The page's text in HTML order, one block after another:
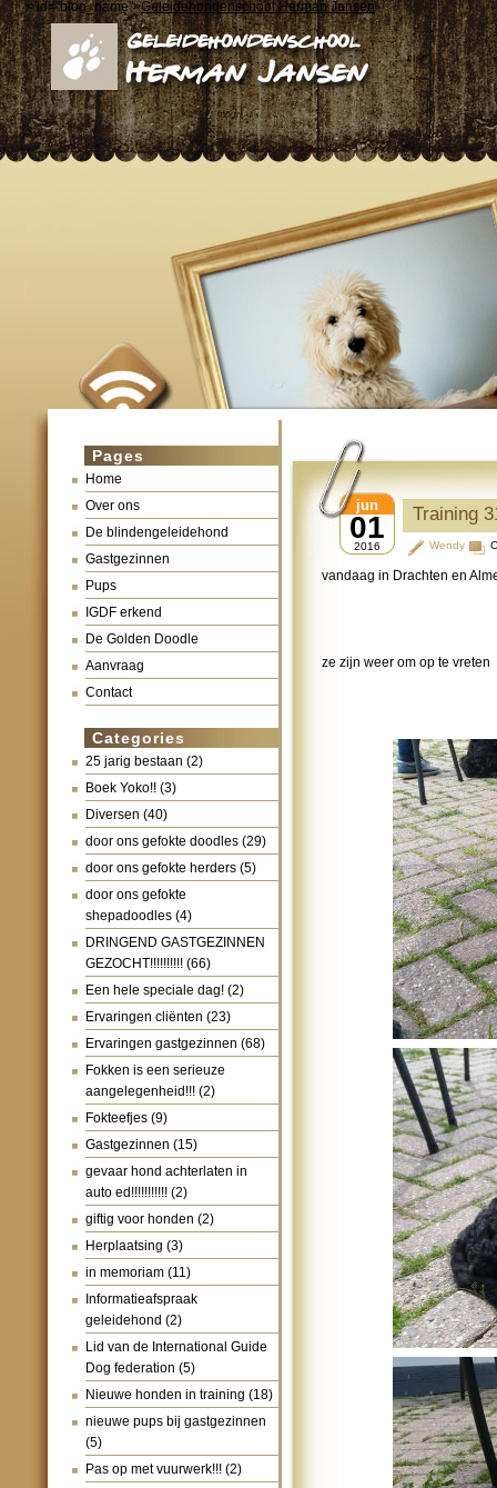
< id="blog_name">Geleidehondenschool Herman Jansen
Pages
Home
Over ons
De blindengeleidehond
Gastgezinnen
Pups
IGDF erkend
De Golden Doodle
Aanvraag
Contact
Categories
25 jarig bestaan (2)
Boek Yoko!! (3)
Diversen (40)
door ons gefokte doodles (29)
door ons gefokte herders (5)
door ons gefokte
shepadoodles (4)
DRINGEND GASTGEZINNEN
GEZOCHT!!!!!!!!!! (66)
Een hele speciale dag! (2)
Ervaringen cliënten (23)
Ervaringen gastgezinnen (68)
Fokken is een serieuze
aangelegenheid!!! (2)
Fokteefjes (9)
Gastgezinnen (15)
gevaar hond achterlaten in
auto ed!!!!!!!!!!! (2)
giftig voor honden (2)
Herplaatsing (3)
in memoriam (11)
Informatieafspraak
geleidehond (2)
Lid van de International Guide
Dog federation (5)
Nieuwe honden in training (18)
nieuwe pups bij gastgezinnen
(5)
Pas op met vuurwerk!!! (2)
Training
01
jun
2016 Wendy
vandaag in Drachten en
ze zijn weer om op te vreten